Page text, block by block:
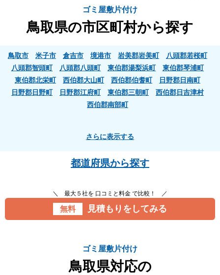
ゴミ屋敷片付け
鳥取県の市区町村から探す
鳥取市 米子市 倉吉市 境港市 岩美郡岩美町
八頭郡若桜町
八頭郡智頭町
八頭郡八頭町 東伯郡湯梨浜町
東伯郡琴浦町
東伯郡北栄町
西伯郡大山町 西伯郡伯耆町
日野郡日南町
日野郡日野町
日野郡江府町 東伯郡三朝町
西伯郡日吉津村
西伯郡南部町
さらに表示する
都道府県から探す
＼ 最大５社を 口コミと料金 で比較！ ／
無料 見積もりをしてみる
ゴミ屋敷片付け
鳥取県対応の